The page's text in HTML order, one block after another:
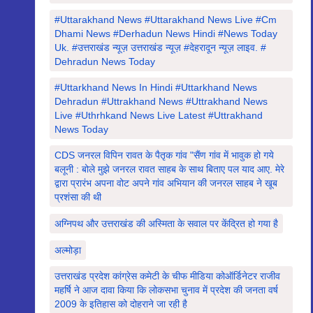
#Uttarakhand News #uttarakhand News Live #cm
Dhami News #derhadun News Hindi #news Today
Uk. #उत्तराखंड न्यूज़ उत्तराखंड न्यूज़ #देहरादून न्यूज़ लाइव. #
Dehradun News Today
#Uttarkhand News In Hindi #uttarkhand News
Dehradun #uttrakhand News #Uttrakhand News
Live #uthrhkand News Live Latest #uttrakhand
News Today
CDS जनरल विपिन रावत के पैतृक गांव "सैंण गांव में भावुक हो गये
बलूनी : बोले मुझे जनरल रावत साहब के साथ बिताए पल याद आए. मेरे
द्वारा प्रारंभ अपना वोट अपने गांव अभियान की जनरल साहब ने खूब
प्रशंसा की थी
अग्निपथ और उत्तराखंड की अस्मिता के सवाल पर केंद्रित हो गया है
अल्मोड़ा
उत्तराखंड प्रदेश कांग्रेस कमेटी के चीफ मीडिया कोऑर्डिनेटर राजीव
महर्षि ने आज दावा किया कि लोकसभा चुनाव में प्रदेश की जनता वर्ष
2009 के इतिहास को दोहराने जा रही है